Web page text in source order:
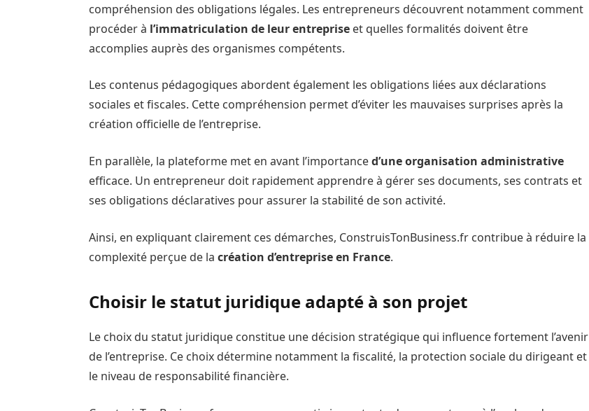
compréhension des obligations légales. Les entrepreneurs découvrent notamment comment
procéder à l’immatriculation de leur entreprise et quelles formalités doivent être
accomplies auprès des organismes compétents.
Les contenus pédagogiques abordent également les obligations liées aux déclarations
sociales et fiscales. Cette compréhension permet d’éviter les mauvaises surprises après la
création officielle de l’entreprise.
En parallèle, la plateforme met en avant l’importanced’une organisation administrative
efficace. Un entrepreneur doit rapidement apprendre à gérer ses documents, ses contrats et
ses obligations déclaratives pour assurer la stabilité de son activité.
Ainsi, en expliquant clairement ces démarches, ConstruisTonBusiness.fr contribue à réduire la
complexité perçue de lacréation d’entreprise en France.
Choisir le statut juridique adapté à son projet
Le choix du statut juridique constitue une décision stratégique qui influence fortement l’avenir
de l’entreprise. Ce choix détermine notamment la fiscalité, la protection sociale du dirigeant et
le niveau de responsabilité financière.